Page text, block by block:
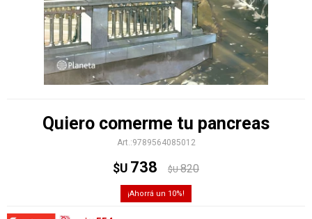
Quiero comerme tu pancreas
9789564085012
$U 738 $U 820
10